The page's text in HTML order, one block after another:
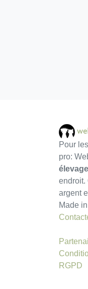
Pour
pro:
élevage
endroit.
argent
Made
RGPD